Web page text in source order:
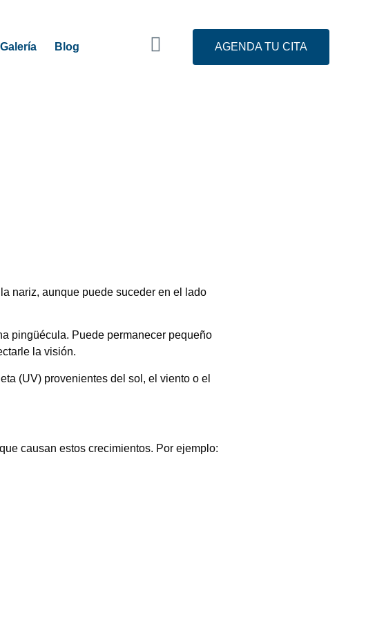
Galería Blog AGENDA TU CITA
nariz, aunque puede suceder en el lado
pingüécula. Puede permanecer pequeño
la visión.
(UV) provenientes del sol, el viento o el
causan estos crecimientos. Por ejemplo: